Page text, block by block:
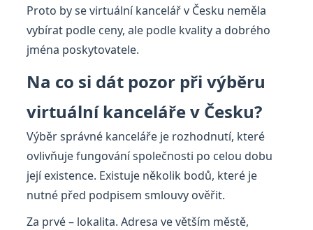
Proto by se virtuální kancelář v Česku neměla
vybírat podle ceny, ale podle kvality a dobrého
jména poskytovatele.
Na co si dát pozor při výběru
virtuální kanceláře v Česku?
Výběr správné kanceláře je rozhodnutí, které
ovlivňuje fungování společnosti po celou dobu
její existence. Existuje několik bodů, které je
nutné před podpisem smlouvy ověřit.
Za prvé – lokalita. Adresa ve větším městě,